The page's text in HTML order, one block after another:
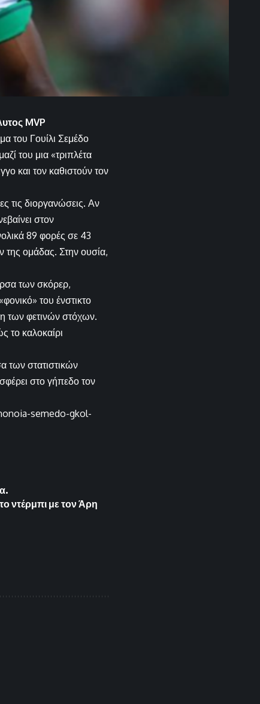
MVP
του Γουίλι Σεμέδο
του μια «τριπλέτα
και τον καθιστούν τον
τις διοργανώσεις. Αν
στον
89 φορές σε 43
της ομάδας. Στην ουσία,
των σκόρερ,
του ένστικτο
των φετινών στόχων.
το καλοκαίρι
των στατιστικών
στο γήπεδο τον
semedo-gkol-
ντέρμπι με τον Άρη